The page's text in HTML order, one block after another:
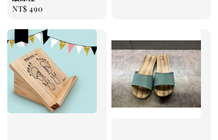
Regular
NT$ 490